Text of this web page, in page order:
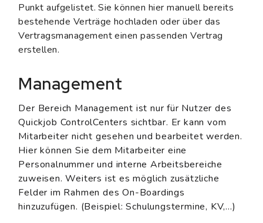
Punkt aufgelistet. Sie können hier manuell bereits
bestehende Verträge hochladen oder über das
Vertragsmanagement einen passenden Vertrag
erstellen.
Management
Der Bereich Management ist nur für Nutzer des
Quickjob ControlCenters sichtbar. Er kann vom
Mitarbeiter nicht gesehen und bearbeitet werden.
Hier können Sie dem Mitarbeiter eine
Personalnummer und interne Arbeitsbereiche
zuweisen. Weiters ist es möglich zusätzliche
Felder im Rahmen des On-Boardings
hinzuzufügen. (Beispiel: Schulungstermine, KV,...)